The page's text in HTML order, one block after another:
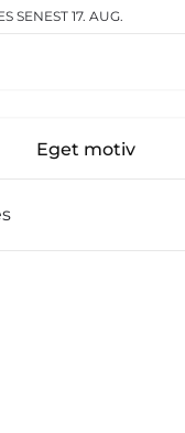
SENEST 17. AUG.
Eget motiv